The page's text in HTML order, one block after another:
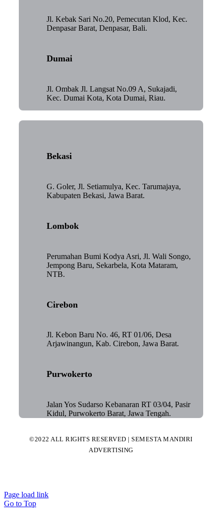
Jl. Kebak Sari No.20, Pemecutan Klod, Kec.
Denpasar Barat, Denpasar, Bali.
Dumai
Jl. Ombak Jl. Langsat No.09 A, Sukajadi,
Kec. Dumai Kota, Kota Dumai, Riau.
Bekasi
G. Goler, Jl. Setiamulya, Kec. Tarumajaya,
Kabupaten Bekasi, Jawa Barat.
Lombok
Perumahan Bumi Kodya Asri, Jl. Wali Songo,
Jempong Baru, Sekarbela, Kota Mataram,
NTB.
Cirebon
Jl. Kebon Baru No. 46, RT 01/06, Desa
Arjawinangun, Kab. Cirebon, Jawa Barat.
Purwokerto
Jalan Yos Sudarso Kebanaran RT 03/04, Pasir
Kidul, Purwokerto Barat, Jawa Tengah.
©2022 ALL RIGHTS RESERVED | SEMESTA MANDIRI
ADVERTISING
Page load link
Go to Top